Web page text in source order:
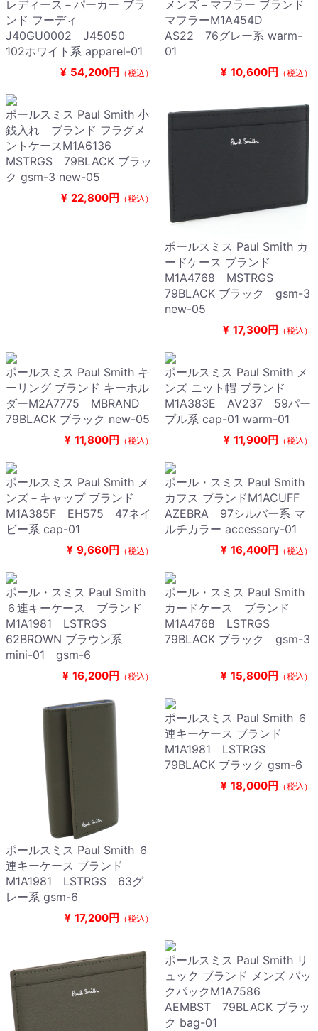
レディース－パーカー ブラ
ンド フーディ
J40GU0002 J45050
102ホワイト系 apparel-01
¥ 54,200円 （税込）
メンズ－マフラー ブランド
マフラーM1A454D
AS22 76グレー系 warm-
01
¥ 10,600円 （税込）
ポールスミス Paul Smith 小
銭入れ ブランド フラグメ
ントケースM1A6136
MSTRGS 79BLACK ブラッ
ク gsm-3 new-05
¥ 22,800円 （税込）
ポールスミス Paul Smith カ
ードケース ブランド
M1A4768 MSTRGS
79BLACK ブラック gsm-3
new-05
¥ 17,300円 （税込）
ポールスミス Paul Smith キ
ーリング ブランド キーホル
ダーM2A7775 MBRAND
79BLACK ブラック new-05
¥ 11,800円 （税込）
ポールスミス Paul Smith メ
ンズ ニット帽 ブランド
M1A383E AV237 59パー
プル系 cap-01 warm-01
¥ 11,900円 （税込）
ポールスミス Paul Smith メ
ンズ－キャップ ブランド
M1A385F EH575 47ネイ
ビー系 cap-01
¥ 9,660円 （税込）
ポール・スミス Paul Smith
カフス ブランドM1ACUFF
AZEBRA 97シルバー系 マ
ルチカラー accessory-01
¥ 16,400円 （税込）
ポール・スミス Paul Smith
６連キーケース ブランド
M1A1981 LSTRGS
62BROWN ブラウン系
mini-01 gsm-6
¥ 16,200円 （税込）
ポール・スミス Paul Smith
カードケース ブランド
M1A4768 LSTRGS
79BLACK ブラック gsm-3
¥ 15,800円 （税込）
ポールスミス Paul Smith ６
連キーケース ブランド
M1A1981 LSTRGS 63グ
レー系 gsm-6
¥ 17,200円 （税込）
ポールスミス Paul Smith ６
連キーケース ブランド
M1A1981 LSTRGS
79BLACK ブラック gsm-6
¥ 18,000円 （税込）
ポールスミス Paul Smith リ
ュック ブランド メンズ バッ
クパックM1A7586
AEMBST 79BLACK ブラッ
ク bag-01